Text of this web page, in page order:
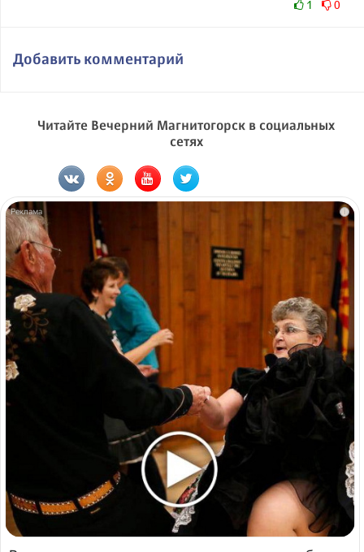
1 0
Добавить комментарий
Читайте Вечерний Магнитогорск в социальных
сетях
i